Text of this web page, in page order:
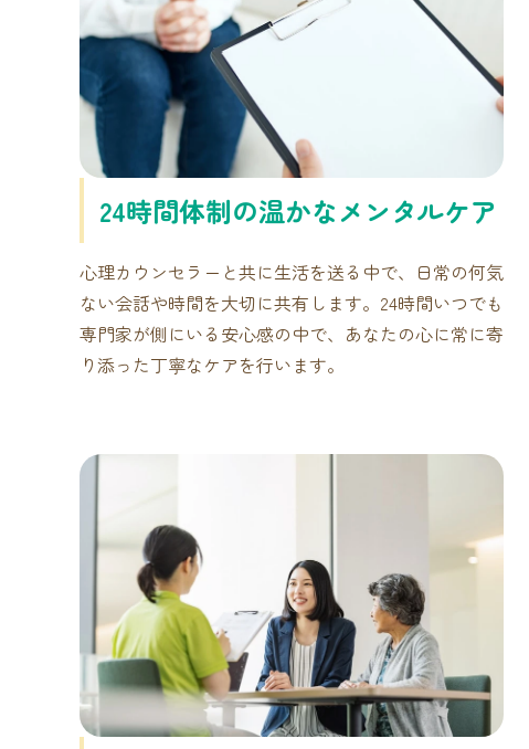
24時間体制の温かなメンタルケア
心理カウンセラーと共に生活を送る中で、日常の何気
ない会話や時間を大切に共有します。24時間いつでも
専門家が側にいる安心感の中で、あなたの心に常に寄
り添った丁寧なケアを行います。